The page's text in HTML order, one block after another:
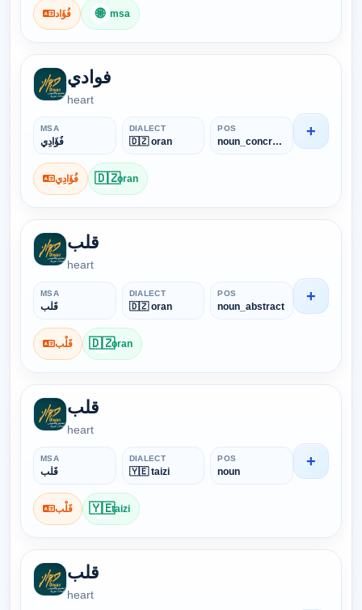
فُؤَاد 🌐 msa
فوادي
heart
MSA
فُؤَادِي
DIALECT
🇩🇿 oran
POS
noun_concrete
فُؤَادِي 🇩🇿oran
+
قلب
heart
MSA
قَلْب
DIALECT
🇩🇿 oran
POS
noun_abstract
قَلْب 🇩🇿oran
+
قلب
heart
MSA
قَلْب
DIALECT
🇾🇪 taizi
POS
noun
قَلْب 🇾🇪taizi
+
قلب
heart